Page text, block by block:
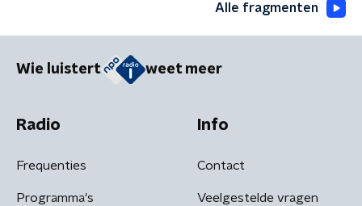
Alle fragmenten
Wie luistert weet meer
Radio
Frequenties
Programma's
Info
Contact
Veelgestelde vragen